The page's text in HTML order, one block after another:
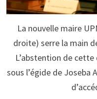
La nouvelle maire
droite) serre la main
L’abstention de
sous l’égide de Joseba